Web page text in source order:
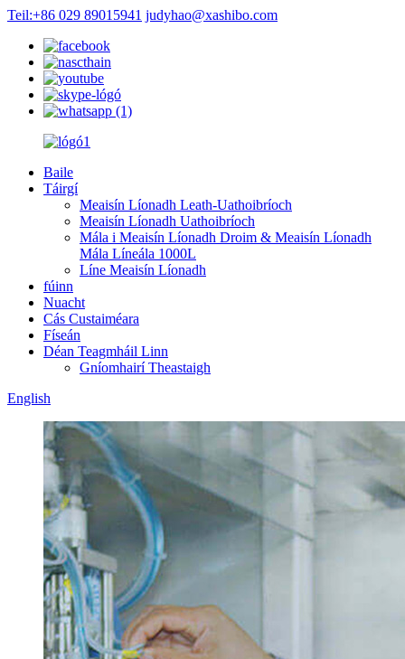
Teil:+86 029 89015941 judyhao@xashibo.com
Baile
Táirgí
Meaisín Líonadh Leath-Uathoibríoch
Meaisín Líonadh Uathoibríoch
Mála i Meaisín Líonadh Droim & Meaisín Líonadh
Mála Líneála 1000L
Líne Meaisín Líonadh
fúinn
Nuacht
Cás Custaiméara
Físeán
Déan Teagmháil Linn
Gníomhairí Theastaigh
English